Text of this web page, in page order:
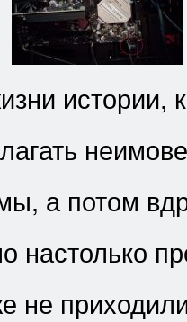
истории,
а потом
настолько
не